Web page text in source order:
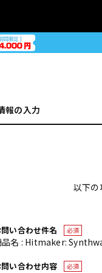
報の入力
以下の
い合わせ件名 必須
品名 : Hitmaker:
い合わせ内容 必須